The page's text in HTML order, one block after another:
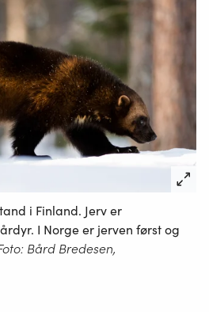
i Finland. Jerv er
I Norge er jerven først og
Bård Bredesen,